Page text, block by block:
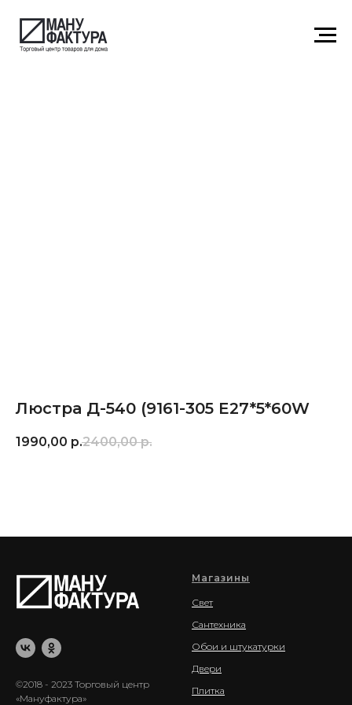
Люстра Д-540 (9161-305 E27*5*60W
1990,00 р.2400,00 р.
©2018 - 2023 Торговый центр
«Мануфактура»
Магазины
Свет
Сантехника
Обои и штукатурки
Двери
Плитка